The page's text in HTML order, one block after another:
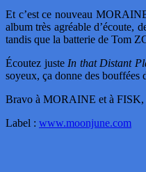
Et c’est ce nouveau
album très agréable d’écoute,
tandis que la batterie de Tom
Écoutez juste In that Distant
soyeux, ça donne des bouffées
Bravo à MORAINE et à FISK,
Label : www.moonjune.com